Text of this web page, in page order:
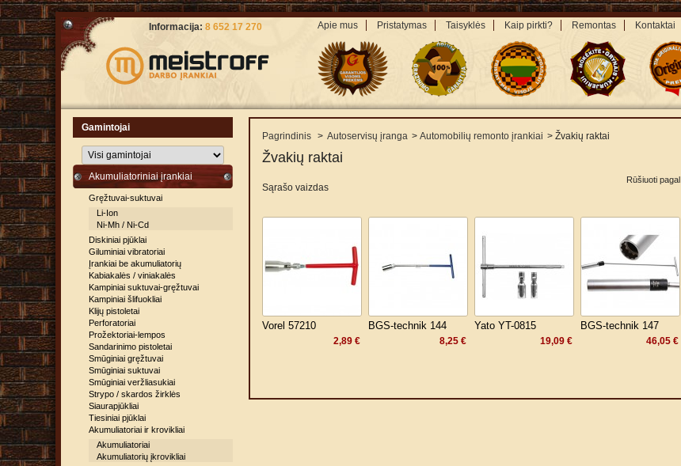
Apie mus Pristatymas Taisyklės Kaip pirkti? Remontas Kontaktai
Informacija: 8 652 17 270
Gamintojai
Akumuliatoriniai įrankiai
Gręžtuvai-suktuvai
Li-Ion
Ni-Mh / Ni-Cd
Diskiniai pjūklai
Giluminiai vibratoriai
Įrankiai be akumuliatorių
Kabiakalės / viniakalės
Kampiniai suktuvai-gręžtuvai
Kampiniai šlifuokliai
Klijų pistoletai
Perforatoriai
Prožektoriai-lempos
Sandarinimo pistoletai
Smūginiai gręžtuvai
Smūginiai suktuvai
Smūginiai veržliasukiai
Strypo / skardos žirklės
Siaurapjūkliai
Tiesiniai pjūklai
Akumuliatoriai ir krovikliai
Akumuliatoriai
Akumuliatorių įkrovikliai
Pagrindinis > Autoservisų įranga > Automobilių remonto įrankiai > Žvakių raktai
Žvakių raktai
Rūšiuoti pagal
Sąrašo vaizdas
Vorel 57210
2,89 €
BGS-technik 144
8,25 €
Yato YT-0815
19,09 €
BGS-technik 147
46,05 €